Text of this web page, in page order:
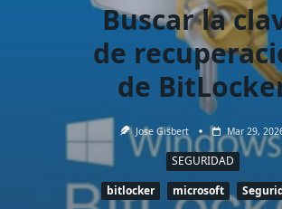
Buscar la
de
de
Jose Gisbert Mar 29,
SEGURIDAD
bitlocker
microsoft